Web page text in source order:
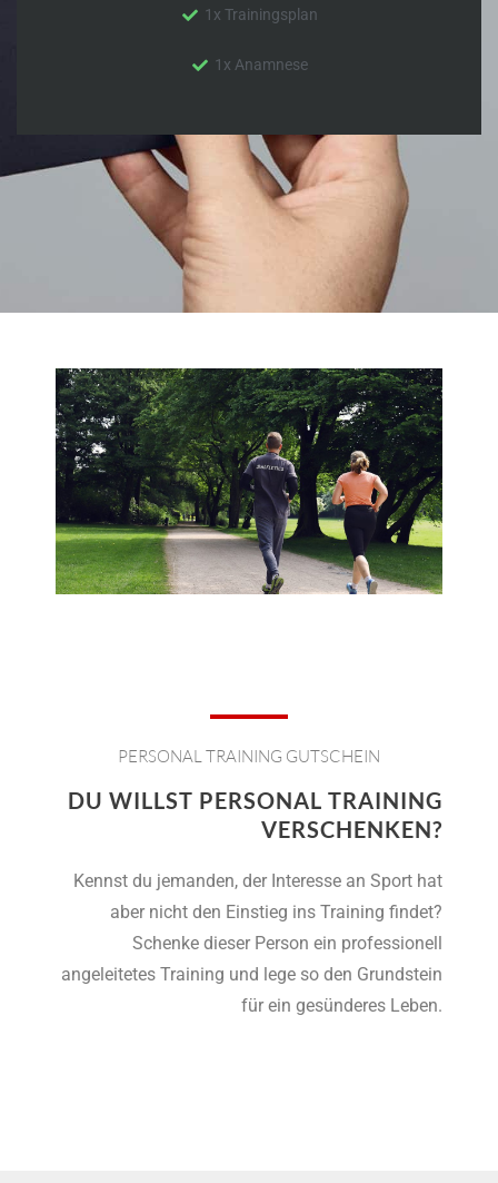
1x Trainingsplan
1x Anamnese
PERSONAL TRAINING GUTSCHEIN
DU WILLST PERSONAL TRAINING
VERSCHENKEN?
Kennst du jemanden, der Interesse an Sport hat
aber nicht den Einstieg ins Training findet?
Schenke dieser Person ein professionell
angeleitetes Training und lege so den Grundstein
für ein gesünderes Leben.